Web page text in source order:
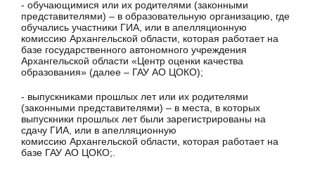
- обучающимися или их родителями (законными
представителями) ‒ в образовательную организацию, где
обучались участники ГИА, или в апелляционную
комиссию Архангельской области, которая работает на
базе государственного автономного учреждения
Архангельской области «Центр оценки качества
образования» (далее – ГАУ АО ЦОКО);
- выпускниками прошлых лет или их родителями
(законными представителями) ‒ в места, в которых
выпускники прошлых лет были зарегистрированы на
сдачу ГИА, или в апелляционную
комиссию Архангельской области, которая работает на
базе ГАУ АО ЦОКО;.